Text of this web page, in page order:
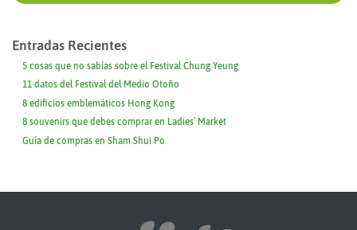
Entradas Recientes
5 cosas que no sabías sobre el Festival Chung Yeung
11 datos del Festival del Medio Otoño
8 edificios emblemáticos Hong Kong
8 souvenirs que debes comprar en Ladies’ Market
Guía de compras en Sham Shui Po